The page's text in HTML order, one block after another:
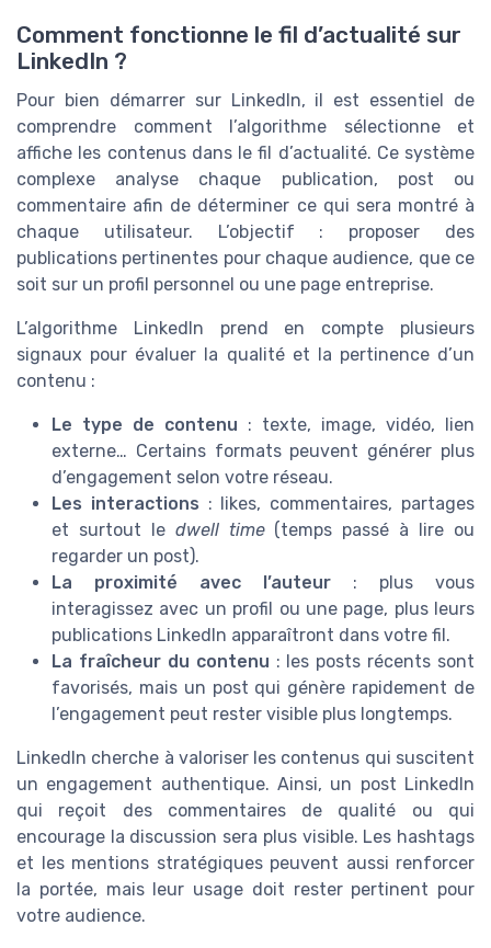
Comment fonctionne le fil d’actualité sur
LinkedIn ?
Pour bien démarrer sur LinkedIn, il est essentiel de
comprendre comment l’algorithme sélectionne et
affiche les contenus dans le fil d’actualité. Ce système
complexe analyse chaque publication, post ou
commentaire afin de déterminer ce qui sera montré à
chaque utilisateur. L’objectif : proposer des
publications pertinentes pour chaque audience, que ce
soit sur un profil personnel ou une page entreprise.
L’algorithme LinkedIn prend en compte plusieurs
signaux pour évaluer la qualité et la pertinence d’un
contenu :
Le type de contenu : texte, image, vidéo, lien
externe… Certains formats peuvent générer plus
d’engagement selon votre réseau.
Les interactions : likes, commentaires, partages
et surtout le dwell time(temps passé à lire ou
regarder un post).
La proximité avec l’auteur : plus vous
interagissez avec un profil ou une page, plus leurs
publications LinkedIn apparaîtront dans votre fil.
La fraîcheur du contenu : les posts récents sont
favorisés, mais un post qui génère rapidement de
l’engagement peut rester visible plus longtemps.
LinkedIn cherche à valoriser les contenus qui suscitent
un engagement authentique. Ainsi, un post LinkedIn
qui reçoit des commentaires de qualité ou qui
encourage la discussion sera plus visible. Les hashtags
et les mentions stratégiques peuvent aussi renforcer
la portée, mais leur usage doit rester pertinent pour
votre audience.